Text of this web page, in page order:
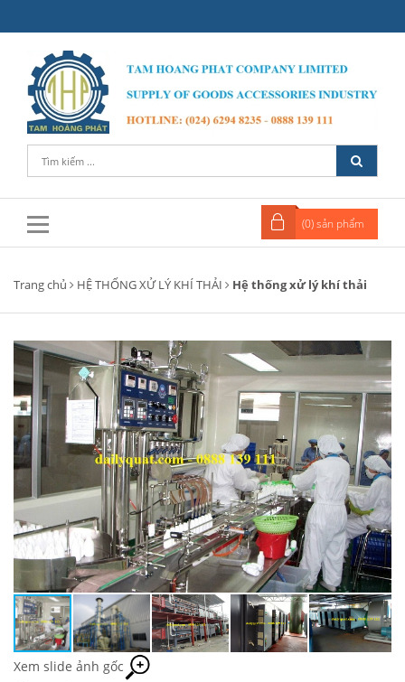
(0) sản phẩm
Trang chủ HỆ THỐNG XỬ LÝ KHÍ THẢI Hệ thống xử lý khí thải
Xem slide ảnh gốc